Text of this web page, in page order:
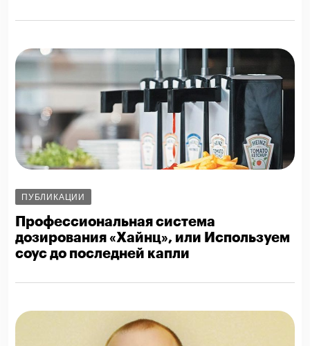
ПУБЛИКАЦИИ
Профессиональная система
дозирования «Хайнц», или Используем
соус до последней капли